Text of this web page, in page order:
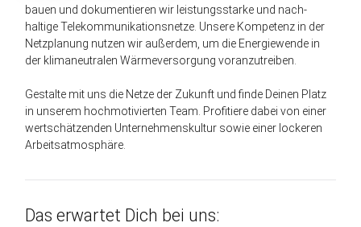
bauen und doku­mentieren wir leistungs­starke und nach­
haltige Tele­kommu­nikations­netze. Unsere Kompetenz in der
Netz­planung nutzen wir außer­dem, um die Energie­wende in
der klima­neutralen Wärme­versorgung voran­zutreiben.
Gestalte mit uns die Netze der Zukunft und finde Deinen Platz
in unserem hoch­motivierten Team. Profitiere dabei von einer
wert­schätzenden Unternehmens­kultur sowie einer lockeren
Arbeits­atmo­sphäre.
Das erwartet Dich bei uns: